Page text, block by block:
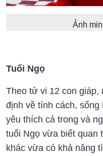
Ảnh
Tuổi Ngọ
Theo tử vi 12 con
định về tính cách,
yêu thích cả trong và
tuổi Ngọ vừa biết quan
khác vừa có khả năng